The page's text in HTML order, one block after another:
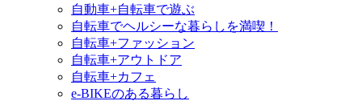
自動車+自転車で遊ぶ
自転車でヘルシーな暮らしを満喫！
自転車+ファッション
自転車+アウトドア
自転車+カフェ
e-BIKEのある暮らし